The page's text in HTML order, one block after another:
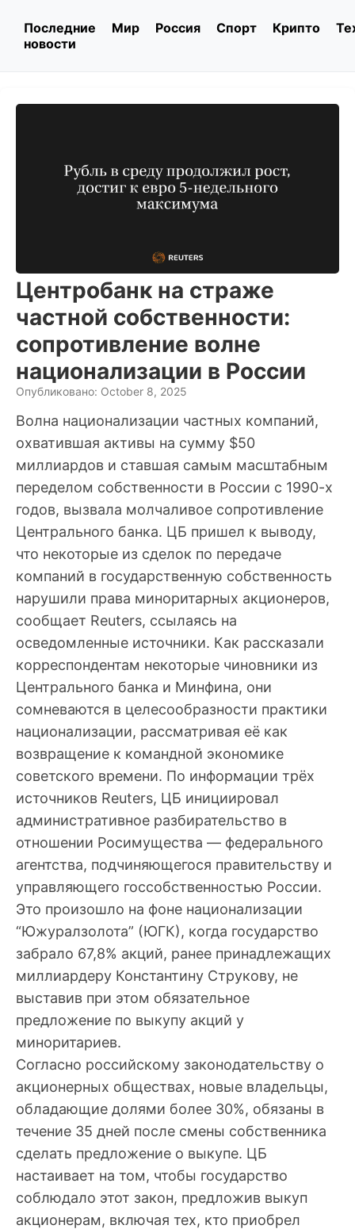
Последние
новости
Мир Россия Спорт Крипто
Центробанк на страже
частной собственности:
сопротивление волне
национализации в России
Опубликовано: October 8, 2025
Волна национализации частных компаний,
охватившая активы на сумму $50
миллиардов и ставшая самым масштабным
переделом собственности в России с 1990-х
годов, вызвала молчаливое сопротивление
Центрального банка. ЦБ пришел к выводу,
что некоторые из сделок по передаче
компаний в государственную собственность
нарушили права миноритарных акционеров,
сообщает Reuters, ссылаясь на
осведомленные источники. Как рассказали
корреспондентам некоторые чиновники из
Центрального банка и Минфина, они
сомневаются в целесообразности практики
национализации, рассматривая её как
возвращение к командной экономике
советского времени. По информации трёх
источников Reuters, ЦБ инициировал
административное разбирательство в
отношении Росимущества — федерального
агентства, подчиняющегося правительству и
управляющего госсобственностью России.
Это произошло на фоне национализации
“Южуралзолота” (ЮГК), когда государство
забрало 67,8% акций, ранее принадлежащих
миллиардеру Константину Струкову, не
выставив при этом обязательное
предложение по выкупу акций у
миноритариев.
Согласно российскому законодательству о
акционерных обществах, новые владельцы,
обладающие долями более 30%, обязаны в
течение 35 дней после смены собственника
сделать предложение о выкупе. ЦБ
настаивает на том, чтобы государство
соблюдало этот закон, предложив выкуп
акционерам, включая тех, кто приобрел